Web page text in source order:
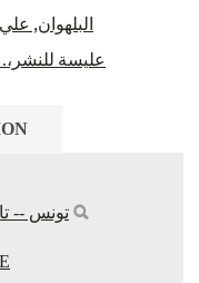
البلهوان, علي‏ (1990-1958).
عليسة
تونس‏ --